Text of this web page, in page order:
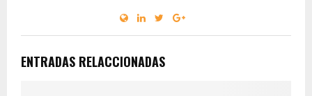
ENTRADAS RELACCIONADAS